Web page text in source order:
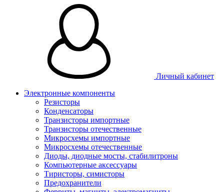
Личный кабинет
Электронные компоненты
Резисторы
Конденсаторы
Транзисторы импортные
Транзисторы отечественные
Микросхемы импортные
Микросхемы отечественные
Диоды, диодные мосты, стабилитроны
Компьютерные аксессуары
Тиристоры, симисторы
Предохранители